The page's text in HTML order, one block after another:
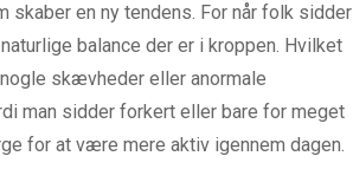
en ny tendens. For når folk sidder
balance der er i kroppen. Hvilket
skævheder eller anormale
man sidder forkert eller bare for meget
for at være mere aktiv igennem dagen.